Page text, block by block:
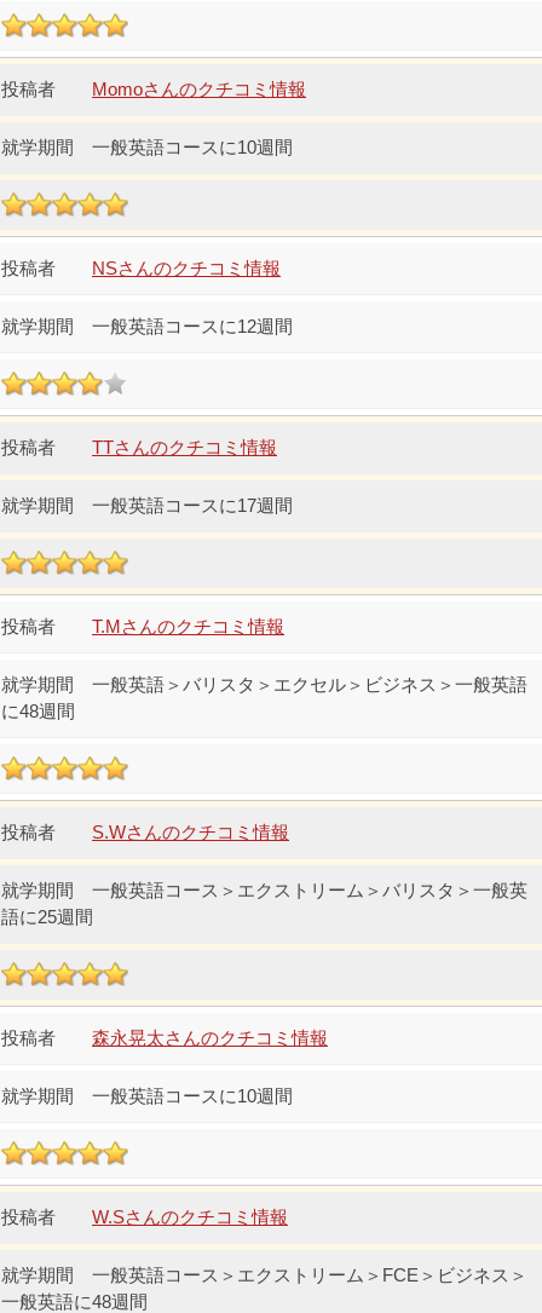
Momoさんのクチコミ情報
一般英語コースに10週間
NSさんのクチコミ情報
一般英語コースに12週間
TTさんのクチコミ情報
一般英語コースに17週間
T.Mさんのクチコミ情報
一般英語＞バリスタ＞エクセル＞ビジネス＞一般英語
に48週間
S.Wさんのクチコミ情報
一般英語コース＞エクストリーム＞バリスタ＞一般英
語に25週間
森永晃太さんのクチコミ情報
一般英語コースに10週間
W.Sさんのクチコミ情報
一般英語コース＞エクストリーム＞FCE＞ビジネス＞
一般英語に48週間